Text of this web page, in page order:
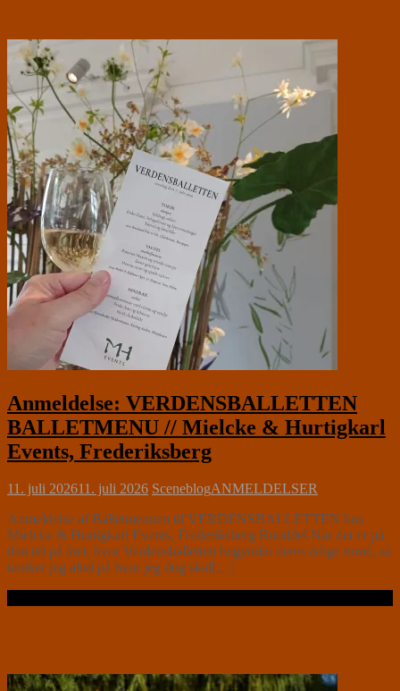
Anmeldelse: VERDENSBALLETTEN
BALLETMENU // Mielcke & Hurtigkarl
Events, Frederiksberg
11. juli 202611. juli 2026 SceneblogANMELDELSER
Anmeldelse af Balletmenuen til VERDENSBALLETTEN hos
Mielcke & Hurtigkarl Events, Frederiksberg Runddel Når det er på
den tid på året, hvor Verdensballetten begynder deres årlige turné, så
tænker jeg altid på hvor jeg dog skal[…]